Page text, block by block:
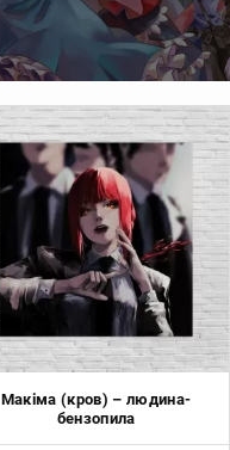
Макіма (кров) – людина-
бензопила